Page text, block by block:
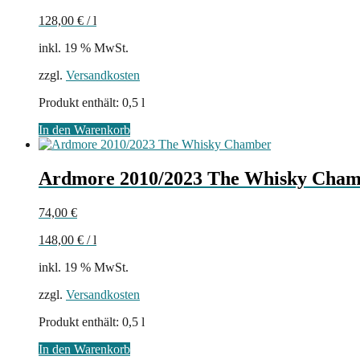
128,00 € /l
inkl. 19 % MwSt.
zzgl. Versandkosten
Produkt enthält: 0,5 l
In den Warenkorb
Ardmore 2010/2023 The Whisky
74,00 €
148,00 € /l
inkl. 19 % MwSt.
zzgl. Versandkosten
Produkt enthält: 0,5 l
In den Warenkorb